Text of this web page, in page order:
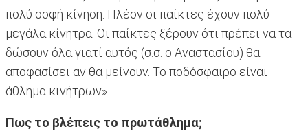
πολύ σοφή κίνηση. Πλέον οι παίκτες έχουν πολύ
μεγάλα κίνητρα. Οι παίκτες ξέρουν ότι πρέπει να τα
δώσουν όλα γιατί αυτός (σ.σ. ο Αναστασίου) θα
αποφασίσει αν θα μείνουν. Το ποδόσφαιρο είναι
άθλημα κινήτρων».
Πως το βλέπεις το πρωτάθλημα;